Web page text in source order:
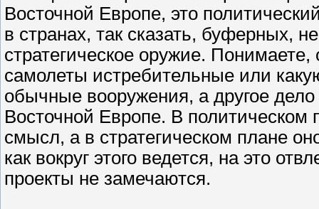
Восточной Европе, это
в странах, так сказать, буферных,
стратегическое оружие.
самолеты истребительные или
обычные вооружения, а другое дело
Восточной Европе. В политическом
смысл, а в стратегическом плане
как вокруг этого ведется, на это
проекты не замечаются.